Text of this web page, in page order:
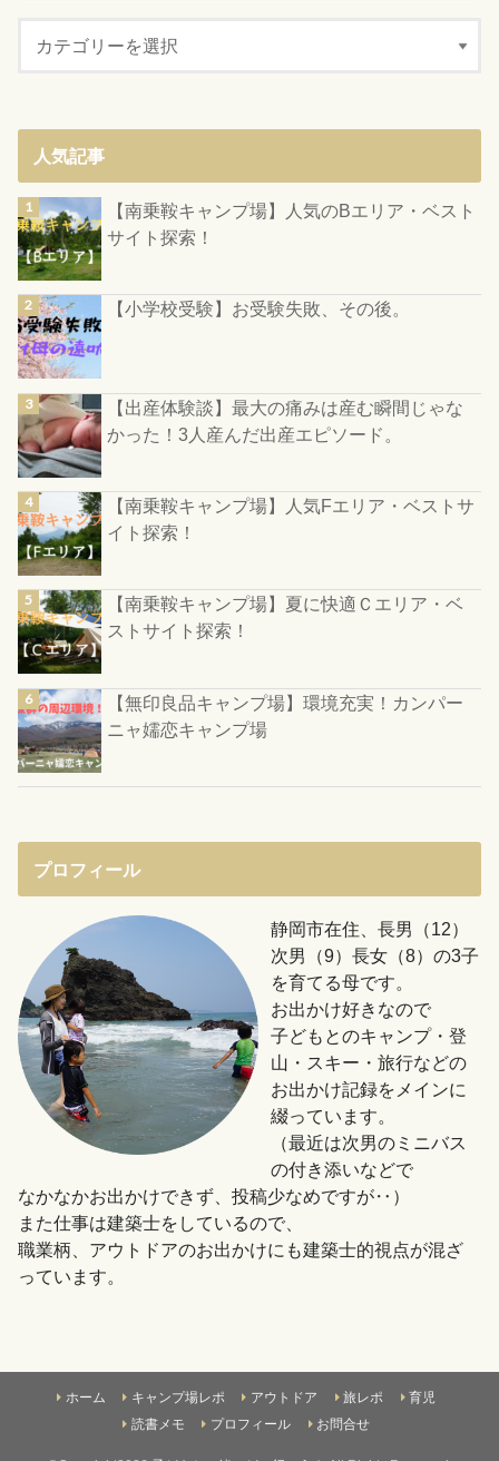
人気記事
【南乗鞍キャンプ場】人気のBエリア・ベスト
サイト探索！
【小学校受験】お受験失敗、その後。
【出産体験談】最大の痛みは産む瞬間じゃな
かった！3人産んだ出産エピソード。
【南乗鞍キャンプ場】人気Fエリア・ベストサ
イト探索！
【南乗鞍キャンプ場】夏に快適Ｃエリア・ベ
ストサイト探索！
【無印良品キャンプ場】環境充実！カンパー
ニャ嬬恋キャンプ場
プロフィール
静岡市在住、長男（12）
次男（9）長女（8）の3子
を育てる母です。
お出かけ好きなので
子どもとのキャンプ・登
山・スキー・旅行などの
お出かけ記録をメインに
綴っています。
（最近は次男のミニバス
の付き添いなどで
なかなかお出かけできず、投稿少なめですが‥）
また仕事は建築士をしているので、
職業柄、アウトドアのお出かけにも建築士的視点が混ざ
っています。
ホーム キャンプ場レポ アウトドア 旅レポ
育児
読書メモ
プロフィール お問合せ